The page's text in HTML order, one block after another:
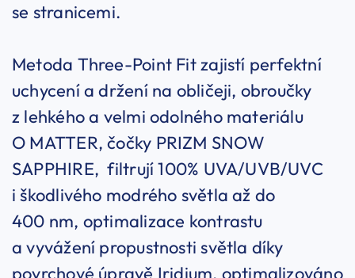
se stranicemi.
Metoda Three-Point Fit zajistí perfektní
uchycení a držení na obličeji, obroučky
z lehkého a velmi odolného materiálu
O MATTER, čočky PRIZM SNOW
SAPPHIRE, filtrují 100% UVA/UVB/UVC
i škodlivého modrého světla až do
400 nm, optimalizace kontrastu
a vyvážení propustnosti světla díky
povrchové úpravě Iridium, optimalizováno